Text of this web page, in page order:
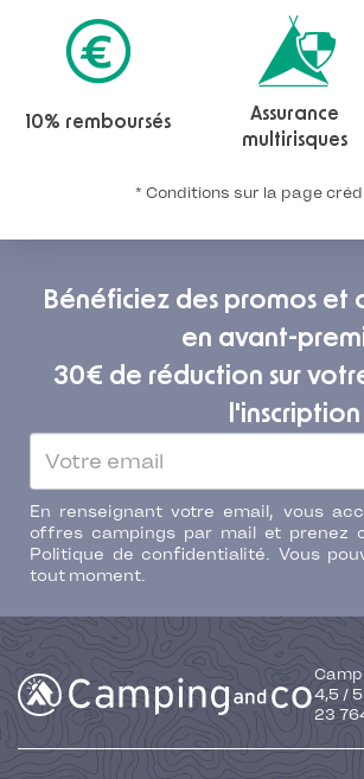
10% remboursés
Assurance
multirisques
* Conditions sur la page
Bénéficiez des promos et
en avant-
30€ de réduction sur
l'inscription
En renseignant votre email, vous
offres campings par mail et prenez
Politique de confidentialité. Vous
tout moment.
4,5 / 5
23